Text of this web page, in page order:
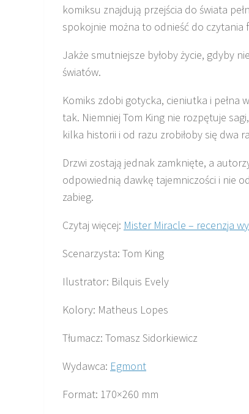
komiksu znajdują przejścia do świata
spokojnie można to odnieść do czytania
Jakże smutniejsze byłoby życie, gdyby
światów.
Komiks zdobi gotycka, cieniutka i pełna
tak. Niemniej Tom King nie rozpętuje
kilka historii i od razu zrobiłoby się dwa
Drzwi zostają jednak zamknięte, a
odpowiednią dawkę tajemniczości i nie
zabieg.
Czytaj więcej: Mister Miracle – recenzja
Scenarzysta: Tom King
Ilustrator: Bilquis Evely
Kolory: Matheus Lopes
Tłumacz: Tomasz Sidorkiewicz
Wydawca: Egmont
Format: 170×260 mm